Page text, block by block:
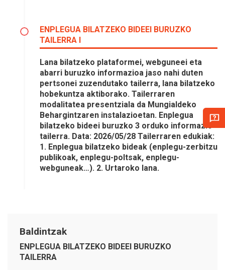
ENPLEGUA BILATZEKO BIDEEI BURUZKO
TAILERRA I
Lana bilatzeko plataformei, webguneei eta
abarri buruzko informazioa jaso nahi duten
pertsonei zuzendutako tailerra, lana bilatzeko
hobekuntza aktiborako. Tailerraren
modalitatea presentziala da Mungialdeko
Behargintzaren instalazioetan. Enplegua
bilatzeko bideei buruzko 3 orduko informazio-
tailerra. Data: 2026/05/28 Tailerraren edukiak:
1. Enplegua bilatzeko bideak (enplegu-zerbitzu
publikoak, enplegu-poltsak, enplegu-
webguneak…). 2. Urtaroko lana.
Baldintzak
ENPLEGUA BILATZEKO BIDEEI BURUZKO
TAILERRA